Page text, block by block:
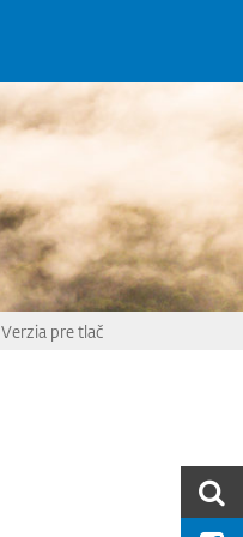
Verzia pre tlač